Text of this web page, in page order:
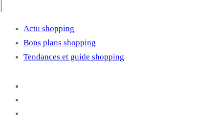
Actu shopping
Bons plans shopping
Tendances et guide shopping